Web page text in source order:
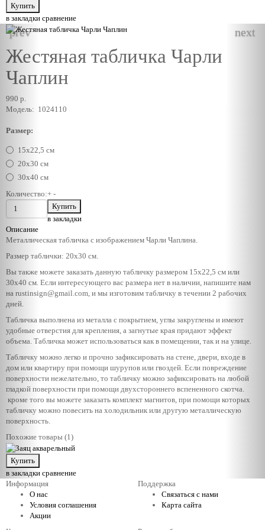
в закладки сравнение
Жестяная табличка Чарли
Чаплин
990 р.
Модель: 1024110
Размер:
15х22,5 см
20х30 см
30х40 см
Количество:+ -
в закладки
Описание
Металлическая табличка с изображением Чарли Чаплина.
Размер таблички: 20х30 см.
Вы также можете заказать данную табличку размером 15х22,5 см или
30х40 см. Если интересующего вас размера нет в наличии, напишите нам
на rustinsign@gmail.com, и мы изготовим табличку в течении 2 рабочих
дней.
Табличка выполнена из металла с покрытием, углы закруглены и имеют
удобные отверстия для крепления, а загнутые края придают эффект
объема. Табличка может использоваться как в помещении, так и на улице.
Табличку можно легко и прочно зафиксировать на стене, двери, входе в
дом или квартиру при помощи шурупов или гвоздей. Если повреждение
поверхности нежелательно, то табличку можно зафиксировать на любой
гладкой поверхности при помощи двухстороннего вспененного скотча.
кроме того вы можете заказать комплект магнитов, при помощи которых
табличку можно повесить на холодильник или другую металлическую
поверхность.
Похожие товары (1)
prev next
в закладки сравнение
Информация
О нас
Условия соглашения
Акции
Поддержка
Связаться с нами
Карта сайта